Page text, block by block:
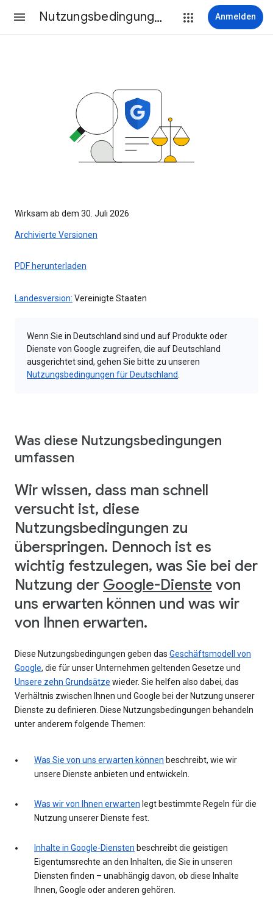
Nutzungsbedingungen Anmelden
Wirksam ab dem 30. Juli 2026
Archivierte Versionen
PDF herunterladen
Landesversion: Vereinigte Staaten
Wenn Sie in Deutschland sind und auf Produkte oder
Dienste von Google zugreifen, die auf Deutschland
ausgerichtet sind, gehen Sie bitte zu unseren
Nutzungsbedingungen für Deutschland
Was diese Nutzungsbedingungen
umfassen
Wir wissen, dass man schnell
versucht ist, diese
Nutzungsbedingungen zu
überspringen. Dennoch ist es
wichtig festzulegen, was Sie bei der
Nutzung der Google-Dienste von
uns erwarten können und was wir
von Ihnen erwarten.
Diese Nutzungsbedingungen geben das Geschäftsmodell von
Google, die für unser Unternehmen geltenden Gesetze und
Unsere zehn Grundsätze wieder. Sie helfen also dabei, das
Verhältnis zwischen Ihnen und Google bei der Nutzung unserer
Dienste zu definieren. Diese Nutzungsbedingungen behandeln
unter anderem folgende Themen:
Was Sie von uns erwarten können beschreibt, wie wir
unsere Dienste anbieten und entwickeln.
Was wir von Ihnen erwarten legt bestimmte Regeln für die
Nutzung unserer Dienste fest.
Inhalte in Google-Diensten beschreibt die geistigen
Eigentumsrechte an den Inhalten, die Sie in unseren
Diensten finden – unabhängig davon, ob diese Inhalte
Ihnen, Google oder anderen gehören.